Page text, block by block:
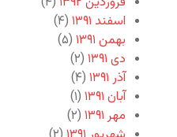
اسفند ۱۳۹۱
(۴)
بهمن ۱۳۹۱
(۵)
دی ۱۳۹۱
(۲)
آذر ۱۳۹۱
(۴)
آبان ۱۳۹۱
(۱)
مهر ۱۳۹۱
(۲)